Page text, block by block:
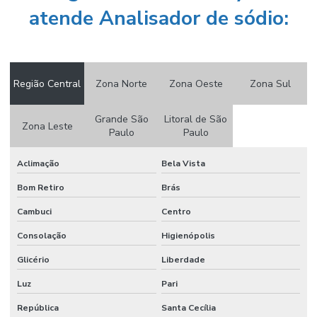
Titulador potenciométrico
Turbidimetro portátil
Turbidimetro de processo
atende Analisador de sódio:
Região Central Zona Norte Zona Oeste Zona Sul
Zona Leste
Grande São
Paulo
Litoral de São
Paulo
Aclimação Bela Vista
Bom Retiro Brás
Cambuci Centro
Consolação Higienópolis
Glicério Liberdade
Luz Pari
República Santa Cecília